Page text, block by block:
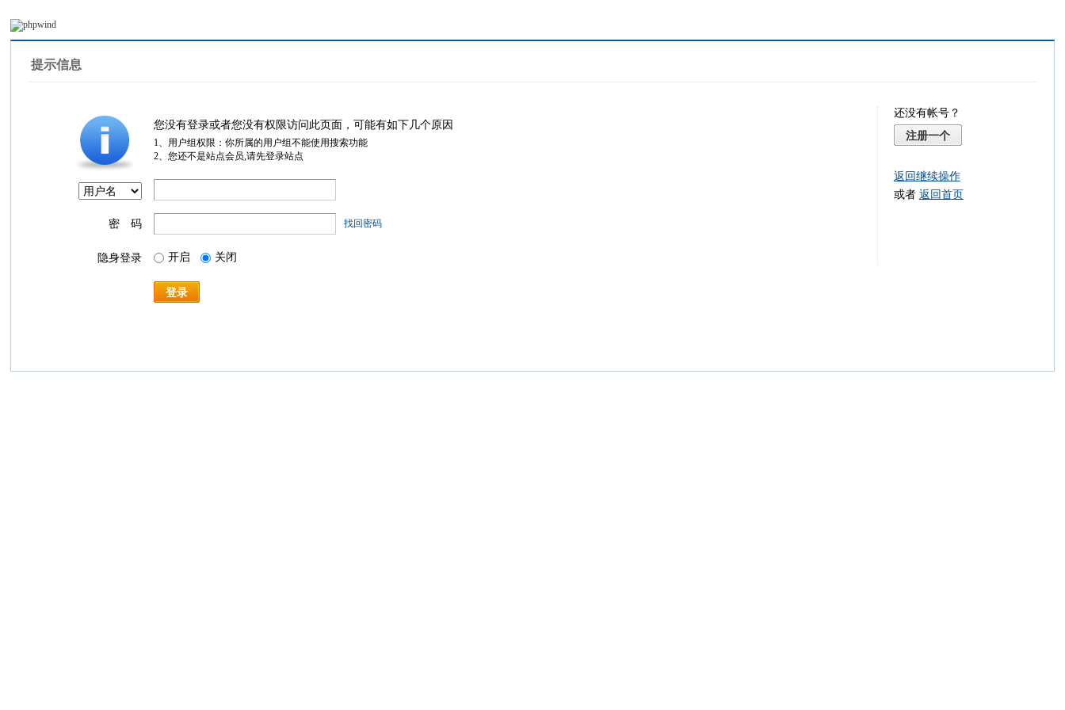
提示信息
您没有登录或者您没有权限访问此页面，可能有如下几个原因
1、用户组权限：你所属的用户组不能使用搜索功能
2、您还不是站点会员,请先登录站点
密 码 找回密码
隐身登录 开启 关闭
登录
还没有帐号？
注册一个
返回继续操作
或者 返回首页